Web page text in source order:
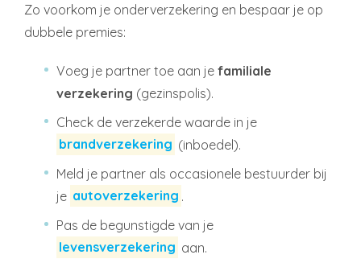
Zo voorkom je onderverzekering en bespaar je op
dubbele premies:
Voeg je partner toe aan je familiale
verzekering (gezinspolis).
Check de verzekerde waarde in je
brandverzekering (inboedel).
Meld je partner als occasionele bestuurder bij
je autoverzekering .
Pas de begunstigde van je
levensverzekering aan.